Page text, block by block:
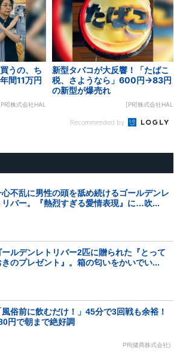
うの、ち
間11万円
株式会社HAL
新型タバコが大反響！「たばこ
税、さようなら」600円→83円
の新型が爆売れ
[PR]株式会社HAL
Recommended by
心不乱に男性の頭を舐め続けるゴールデンレ
リバー。『熱烈すぎる愛情表現』に…吹...
ールデンレトリバー2匹に贈られた『とって
きのプレゼント』。箱の匂いをかいでい...
風俗前に飲むだけ！」45分で3回戦も余裕！
円で朝まで絶好調
PR(健商株式会社)